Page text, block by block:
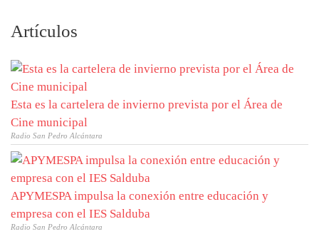
Artículos
Esta es la cartelera de invierno prevista por el Área de
Cine municipal
Radio San Pedro Alcántara
APYMESPA impulsa la conexión entre educación y
empresa con el IES Salduba
Radio San Pedro Alcántara